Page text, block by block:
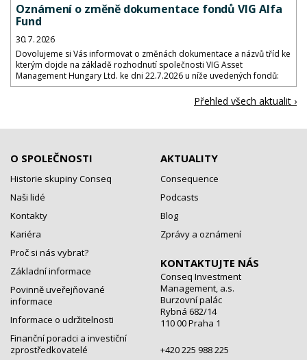
Oznámení o změně dokumentace fondů VIG Alfa
Fund
30. 7. 2026
Dovolujeme si Vás informovat o změnách dokumentace a názvů tříd ke
kterým dojde na základě rozhodnutí společnosti VIG Asset
Management Hungary Ltd. ke dni 22.7.2026 u níže uvedených fondů:
Přehled všech aktualit ›
O SPOLEČNOSTI
Historie skupiny Conseq
Naši lidé
Kontakty
Kariéra
Proč si nás vybrat?
Základní informace
Povinně uveřejňované
informace
Informace o udržitelnosti
Finanční poradci a investiční
zprostředkovatelé
AKTUALITY
Consequence
Podcasts
Blog
Zprávy a oznámení
KONTAKTUJTE NÁS
Conseq Investment
Management, a.s.
Burzovní palác
Rybná 682/14
110 00 Praha 1
+420 225 988 225